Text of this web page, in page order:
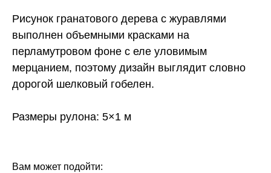
Рисунок гранатового дерева с журавлями
выполнен объемными красками на
перламутровом фоне с еле уловимым
мерцанием, поэтому дизайн выглядит словно
дорогой шелковый гобелен.
Размеры рулона: 5×1 м
Вам может подойти: